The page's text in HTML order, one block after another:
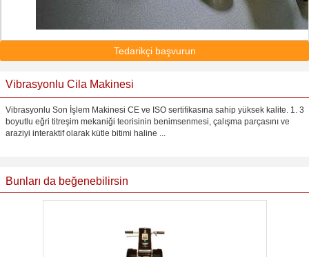
Tedarikçi başvurun
Vibrasyonlu Cila Makinesi
Vibrasyonlu Son İşlem Makinesi CE ve ISO sertifikasına sahip yüksek kalite. 1. 3
boyutlu eğri titreşim mekaniği teorisinin benimsenmesi, çalışma parçasını ve
araziyi interaktif olarak kütle bitimi haline ...
Bunları da beğenebilirsin